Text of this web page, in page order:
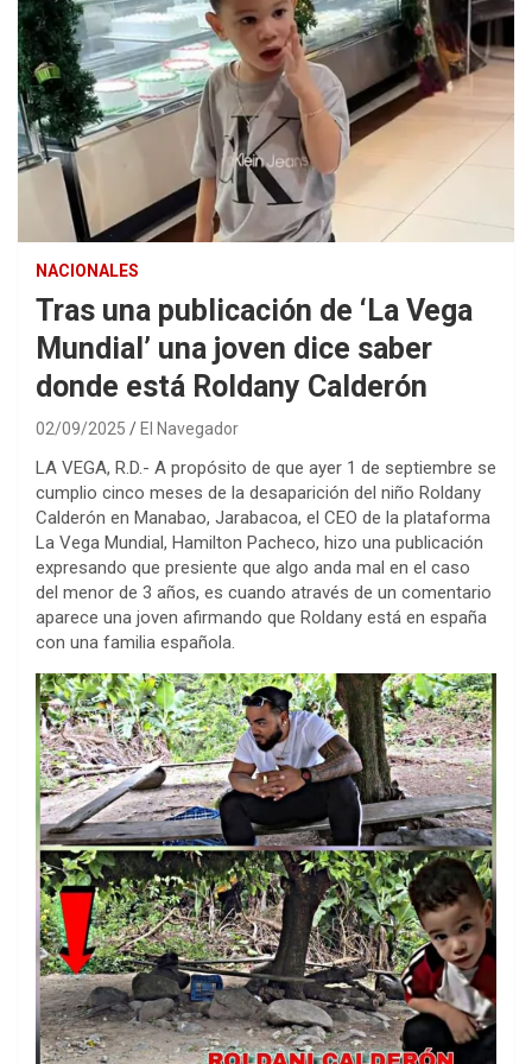
NACIONALES
Tras una publicación de ‘La Vega
Mundial’ una joven dice saber
donde está Roldany Calderón
02/09/2025 El Navegador
LA VEGA, R.D.- A propósito de que ayer 1 de septiembre se
cumplio cinco meses de la desaparición del niño Roldany
Calderón en Manabao, Jarabacoa, el CEO de la plataforma
La Vega Mundial, Hamilton Pacheco, hizo una publicación
expresando que presiente que algo anda mal en el caso
del menor de 3 años, es cuando através de un comentario
aparece una joven afirmando que Roldany está en españa
con una familia española.